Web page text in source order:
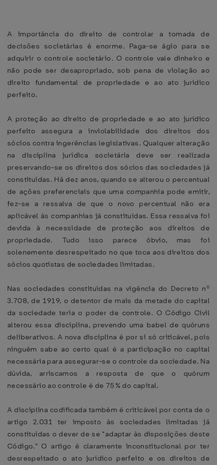
A importância do direito de controlar a tomada de
decisões societárias é enorme. Paga-se ágio para se
adquirir o controle societário. O controle vale dinheiro e
não pode ser desapropriado, sob pena de violação ao
direito fundamental de propriedade e ao ato jurídico
perfeito.
A proteção ao direito de propriedade e ao ato jurídico
perfeito assegura a inviolabilidade dos direitos dos
sócios contra ingerências legislativas. Qualquer alteração
na disciplina jurídica societária deve ser realizada
preservando-se os direitos dos sócios das sociedades já
constituídas. Há dez anos, quando se alterou o percentual
de ações preferenciais que uma companhia pode emitir,
fez-se a ressalva de que o novo percentual não era
aplicável às companhias já constituídas. Essa ressalva foi
devida à necessidade de proteção aos direitos de
propriedade. Tudo isso parece óbvio, mas foi
solenemente desrespeitado no que toca aos direitos dos
sócios quotistas de sociedades limitadas.
Nas sociedades constituídas na vigência do Decreto nº
3.708, de 1919, o detentor de mais da metade do capital
da sociedade teria o poder de controle. O Código Civil
alterou essa disciplina, prevendo uma babel de quóruns
deliberativos. A nova disciplina é por si só criticável, pois
ninguém sabe ao certo qual é a participação no capital
necessária para assegurar-se o controle da sociedade. Na
dúvida, arriscamos a resposta de que o quórum
necessário ao controle é de 75% do capital.
A disciplina codificada também é criticável por conta de o
artigo 2.031 ter imposto às sociedades limitadas já
constituídas o dever de se "adaptar às disposições deste
Código." O artigo é claramente inconstitucional por ter
desrespeitado o ato jurídico perfeito e os direitos de